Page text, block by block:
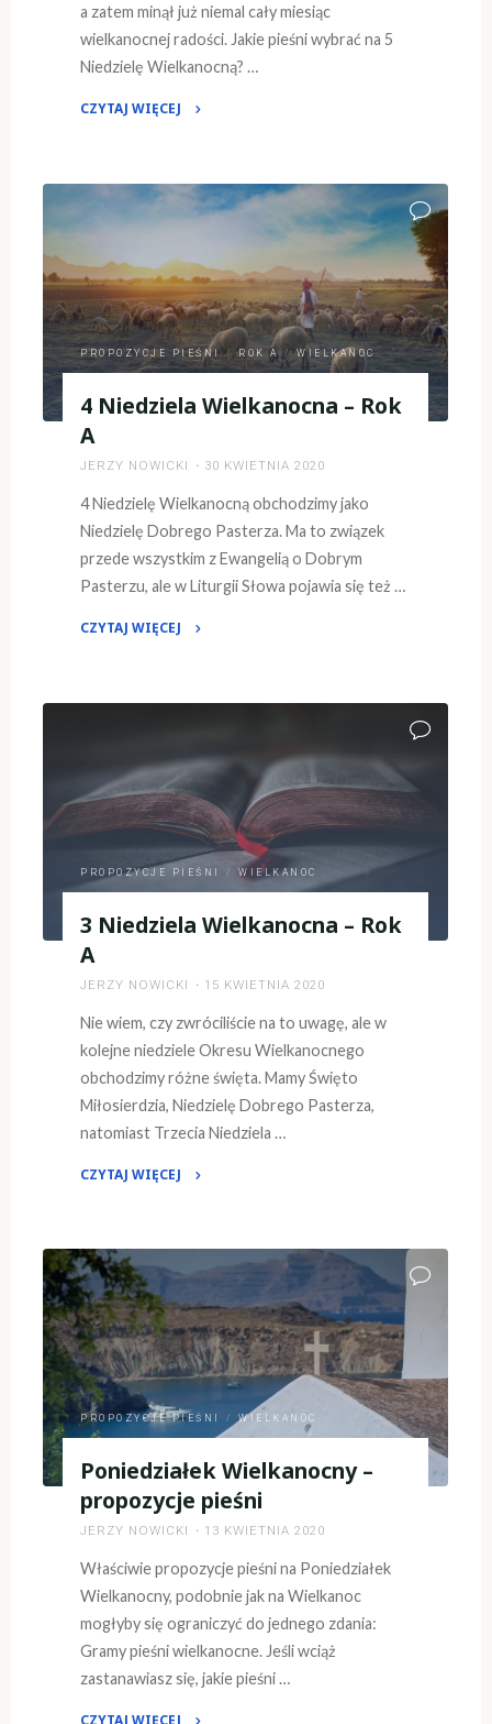
a zatem minął już niemal cały miesiąc
wielkanocnej radości. Jakie pieśni wybrać na 5
Niedzielę Wielkanocną? …
CZYTAJ WIĘCEJ
Wielkanocna
A"
PROPOZYCJE PIEŚNI / ROK A / WIELKANOC
4 Niedziela Wielkanocna – Rok
A
JERZY NOWICKI 30 KWIETNIA 2020
4 Niedzielę Wielkanocną obchodzimy jako
Niedzielę Dobrego Pasterza. Ma to związek
przede wszystkim z Ewangelią o Dobrym
Pasterzu, ale w Liturgii Słowa pojawia się też …
CZYTAJ WIĘCEJ
Wielkanocna
PROPOZYCJE PIEŚNI / WIELKANOC
3 Niedziela Wielkanocna – Rok
A
JERZY NOWICKI 15 KWIETNIA 2020
Nie wiem, czy zwróciliście na to uwagę, ale w
kolejne niedziele Okresu Wielkanocnego
obchodzimy różne święta. Mamy Święto
Miłosierdzia, Niedzielę Dobrego Pasterza,
natomiast Trzecia Niedziela …
CZYTAJ WIĘCEJ
Wielkanocna
–
Rok
A"
PROPOZYCJE PIEŚNI / WIELKANOC
Poniedziałek Wielkanocny –
propozycje pieśni
JERZY NOWICKI 13 KWIETNIA 2020
Właściwie propozycje pieśni na Poniedziałek
Wielkanocny, podobnie jak na Wielkanoc
mogłyby się ograniczyć do jednego zdania:
Gramy pieśni wielkanocne. Jeśli wciąż
zastanawiasz się, jakie pieśni …